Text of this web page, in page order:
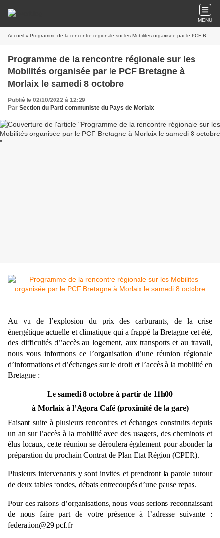
MENU
Accueil » Programme de la rencontre régionale sur les Mobilités organisée par le PCF Bretagne à Morlaix le samedi 8 octobre
Programme de la rencontre régionale sur les
Mobilités organisée par le PCF Bretagne à
Morlaix le samedi 8 octobre
Publié le 02/10/2022 à 12:29
Par Section du Parti communiste du Pays de Morlaix
Au vu de l’explosion du prix des carburants, de la crise
énergétique actuelle et climatique qui a frappé la Bretagne cet été,
des difficultés d’’accès au logement, aux transports et au travail,
nous vous informons de l’organisation d’une réunion régionale
d’informations et d’échanges sur le droit et l’accès à la mobilité en
Bretagne :
Le samedi 8 octobre à partir de 11h00
à Morlaix à l’Agora Café (proximité de la gare)
Faisant suite à plusieurs rencontres et échanges construits depuis
un an sur l’accès à la mobilité avec des usagers, des cheminots et
élus locaux, cette réunion se déroulera également pour abonder la
préparation du prochain Contrat de Plan Etat Région (CPER).
Plusieurs intervenants y sont invités et prendront la parole autour
de deux tables rondes, débats entrecoupés d’une pause repas.
Pour des raisons d’organisations, nous vous serions reconnaissant
de nous faire part de votre présence à l’adresse suivante :
federation@29.pcf.fr